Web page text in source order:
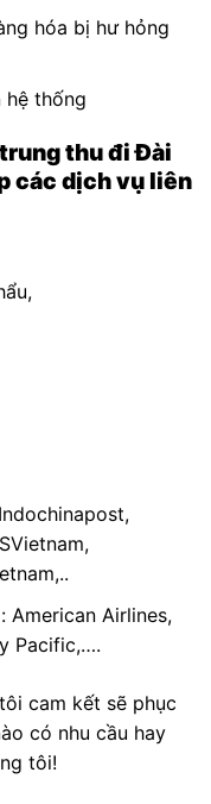
hóa bị hư hỏng
thống
thu đi Đài
các dịch vụ liên
Indochinapost,
,
,..
American Airlines,
Pacific,….
cam kết sẽ phục
có nhu cầu hay
tôi!